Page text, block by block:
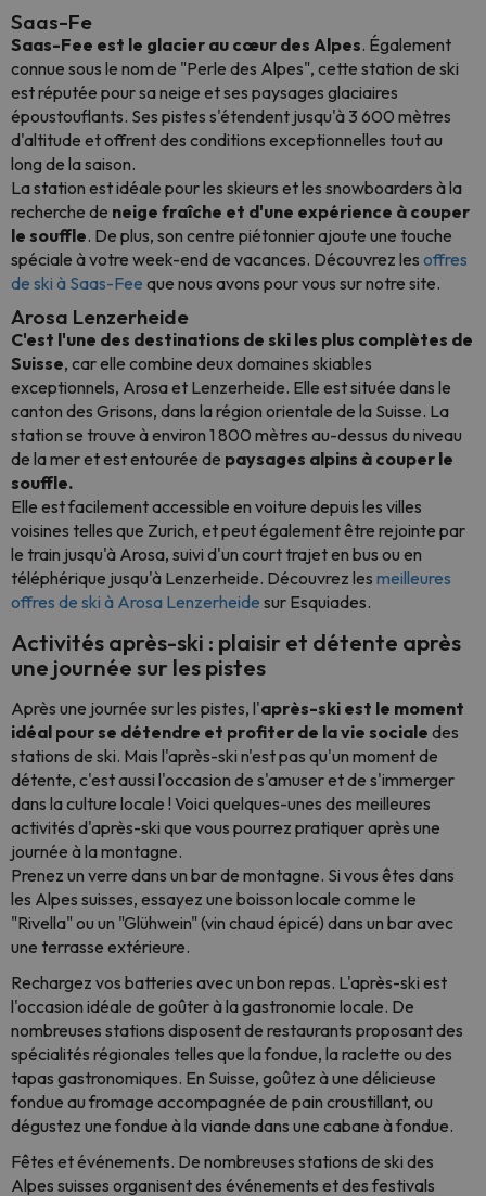
Saas-Fe
Saas-Fee est le glacier au cœur des Alpes. Également
connue sous le nom de "Perle des Alpes", cette station de ski
est réputée pour sa neige et ses paysages glaciaires
époustouflants. Ses pistes s'étendent jusqu'à 3 600 mètres
d'altitude et offrent des conditions exceptionnelles tout au
long de la saison.
La station est idéale pour les skieurs et les snowboarders à la
recherche de neige fraîche et d'une expérience à couper
le souffle. De plus, son centre piétonnier ajoute une touche
spéciale à votre week-end de vacances. Découvrez les offres
de ski à Saas-Fee que nous avons pour vous sur notre site.
Arosa Lenzerheide
C'est l'une des destinations de ski les plus complètes de
Suisse, car elle combine deux domaines skiables
exceptionnels, Arosa et Lenzerheide. Elle est située dans le
canton des Grisons, dans la région orientale de la Suisse. La
station se trouve à environ 1 800 mètres au-dessus du niveau
de la mer et est entourée de paysages alpins à couper le
souffle.
Elle est facilement accessible en voiture depuis les villes
voisines telles que Zurich, et peut également être rejointe par
le train jusqu'à Arosa, suivi d'un court trajet en bus ou en
téléphérique jusqu'à Lenzerheide. Découvrez les meilleures
offres de ski à Arosa Lenzerheide sur Esquiades.
Activités après-ski : plaisir et détente après
une journée sur les pistes
Après une journée sur les pistes, l'après-ski est le moment
idéal pour se détendre et profiter de la vie sociale des
stations de ski. Mais l'après-ski n'est pas qu'un moment de
détente, c'est aussi l'occasion de s'amuser et de s'immerger
dans la culture locale ! Voici quelques-unes des meilleures
activités d'après-ski que vous pourrez pratiquer après une
journée à la montagne.
Prenez un verre dans un bar de montagne. Si vous êtes dans
les Alpes suisses, essayez une boisson locale comme le
"Rivella" ou un "Glühwein" (vin chaud épicé) dans un bar avec
une terrasse extérieure.
Rechargez vos batteries avec un bon repas. L'après-ski est
l'occasion idéale de goûter à la gastronomie locale. De
nombreuses stations disposent de restaurants proposant des
spécialités régionales telles que la fondue, la raclette ou des
tapas gastronomiques. En Suisse, goûtez à une délicieuse
fondue au fromage accompagnée de pain croustillant, ou
dégustez une fondue à la viande dans une cabane à fondue.
Fêtes et événements. De nombreuses stations de ski des
Alpes suisses organisent des événements et des festivals